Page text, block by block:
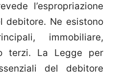
l’espropriazione
debitore. Ne esistono
immobiliare,
terzi. La Legge per
del debitore